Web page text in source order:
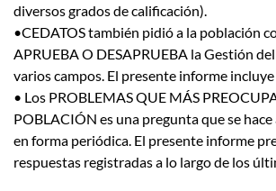
diversos grados de calificación).
•CEDATOS también pidió a la población
APRUEBA O DESAPRUEBA la Gestión
varios campos. El presente informe
• Los PROBLEMAS QUE MÁS
POBLACIÓN es una pregunta que se
en forma periódica. El presente informe
respuestas registradas a lo largo de los